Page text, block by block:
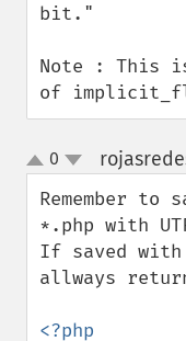
bit."
Note : This
of
up
down
0
Remember to
*.php with
If saved with
allways